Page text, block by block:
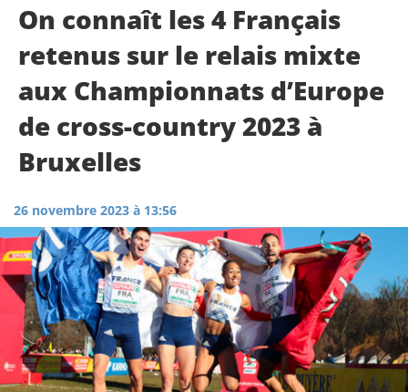
On connaît les 4 Français
retenus sur le relais mixte
aux Championnats d’Europe
de cross-country 2023 à
Bruxelles
26 novembre 2023 à 13:56